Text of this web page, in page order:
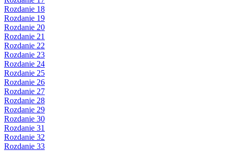
Rozdanie 18
Rozdanie 19
Rozdanie 20
Rozdanie 21
Rozdanie 22
Rozdanie 23
Rozdanie 24
Rozdanie 25
Rozdanie 26
Rozdanie 27
Rozdanie 28
Rozdanie 29
Rozdanie 30
Rozdanie 31
Rozdanie 32
Rozdanie 33